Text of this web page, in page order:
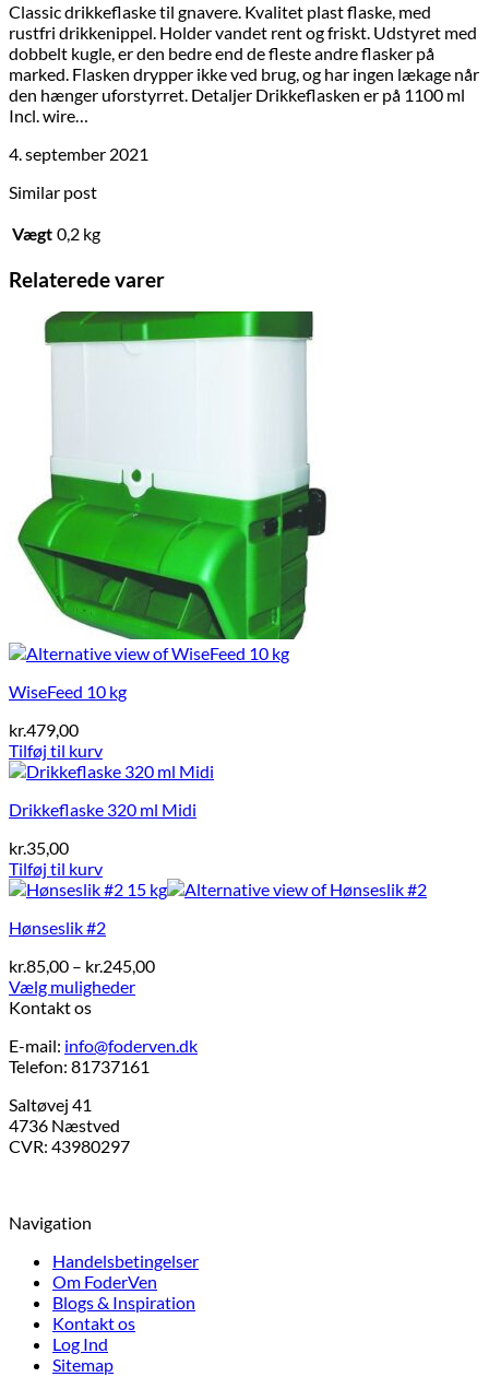
Classic drikkeflaske til gnavere. Kvalitet plast flaske, med
rustfri drikkenippel. Holder vandet rent og friskt. Udstyret med
dobbelt kugle, er den bedre end de fleste andre flasker på
marked. Flasken drypper ikke ved brug, og har ingen lækage når
den hænger uforstyrret. Detaljer Drikkeflasken er på 1100 ml
Incl. wire…
4. september 2021
Similar post
Vægt 0,2 kg
Relaterede varer
WiseFeed 10 kg
kr.479,00
Tilføj til kurv
Drikkeflaske 320 ml Midi
kr.35,00
Tilføj til kurv
Hønseslik #2
kr.85,00 – kr.245,00Prisinterval:
Vælg muligheder
Dette
har
flere
Mulighederne
kan
vælges
Kontakt os
E-mail: info@foderven.dk
Telefon: 81737161
Saltøvej 41
4736 Næstved
CVR: 43980297
Navigation
Handelsbetingelser
Om FoderVen
Blogs & Inspiration
Kontakt os
Log Ind
Sitemap